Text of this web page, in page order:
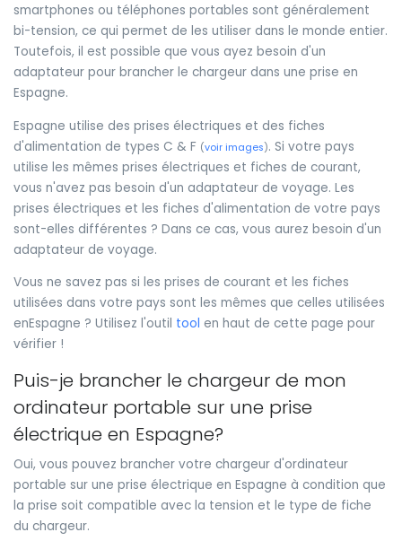
smartphones ou téléphones portables sont généralement
bi-tension, ce qui permet de les utiliser dans le monde entier.
Toutefois, il est possible que vous ayez besoin d'un
adaptateur pour brancher le chargeur dans une prise en
Espagne.
Espagne utilise des prises électriques et des fiches
d'alimentation de types C & F (voir images). Si votre pays
utilise les mêmes prises électriques et fiches de courant,
vous n'avez pas besoin d'un adaptateur de voyage. Les
prises électriques et les fiches d'alimentation de votre pays
sont-elles différentes ? Dans ce cas, vous aurez besoin d'un
adaptateur de voyage.
Vous ne savez pas si les prises de courant et les fiches
utilisées dans votre pays sont les mêmes que celles utilisées
enEspagne ? Utilisez l'outil tool en haut de cette page pour
vérifier !
Puis-je brancher le chargeur de mon
ordinateur portable sur une prise
électrique en Espagne?
Oui, vous pouvez brancher votre chargeur d'ordinateur
portable sur une prise électrique en Espagne à condition que
la prise soit compatible avec la tension et le type de fiche
du chargeur.